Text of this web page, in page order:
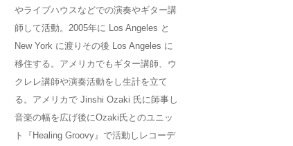
やライブハウスなどでの演奏やギター講
師して活動。2005年に Los Angeles と
New York に渡りその後 Los Angeles に
移住する。アメリカでもギター講師、ウ
クレレ講師や演奏活動をし生計を立て
る。アメリカで Jinshi Ozaki 氏に師事し
音楽の幅を広げ後にOzaki氏とのユニッ
ト『Healing Groovy』で活動しレコーデ